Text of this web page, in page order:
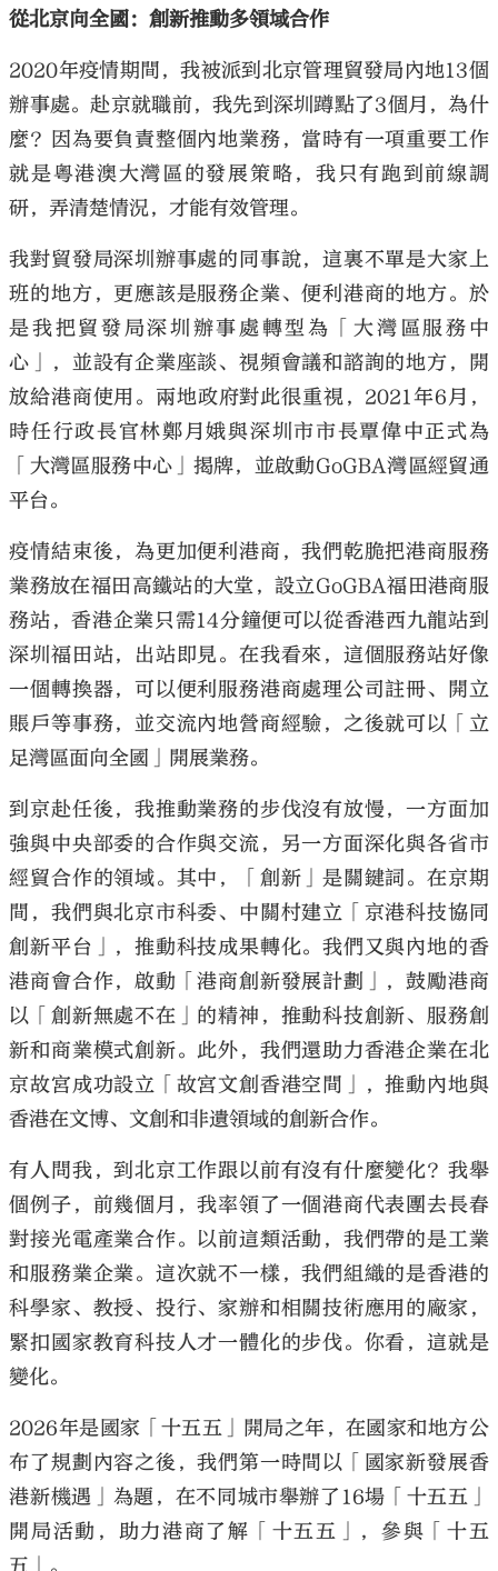
從北京向全國：創新推動多領域合作
2020年疫情期間，我被派到北京管理貿發局內地13個
辦事處。赴京就職前，我先到深圳蹲點了3個月，為什
麼？因為要負責整個內地業務，當時有一項重要工作
就是粵港澳大灣區的發展策略，我只有跑到前線調
研，弄清楚情況，才能有效管理。
我對貿發局深圳辦事處的同事說，這裏不單是大家上
班的地方，更應該是服務企業、便利港商的地方。於
是我把貿發局深圳辦事處轉型為「大灣區服務中
心」，並設有企業座談、視頻會議和諮詢的地方，開
放給港商使用。兩地政府對此很重視，2021年6月，
時任行政長官林鄭月娥與深圳市市長覃偉中正式為
「大灣區服務中心」揭牌，並啟動GoGBA灣區經貿通
平台。
疫情結束後，為更加便利港商，我們乾脆把港商服務
業務放在福田高鐵站的大堂，設立GoGBA福田港商服
務站，香港企業只需14分鐘便可以從香港西九龍站到
深圳福田站，出站即見。在我看來，這個服務站好像
一個轉換器，可以便利服務港商處理公司註冊、開立
賬戶等事務，並交流內地營商經驗，之後就可以「立
足灣區面向全國」開展業務。
到京赴任後，我推動業務的步伐沒有放慢，一方面加
強與中央部委的合作與交流，另一方面深化與各省市
經貿合作的領域。其中，「創新」是關鍵詞。在京期
間，我們與北京市科委、中關村建立「京港科技協同
創新平台」，推動科技成果轉化。我們又與內地的香
港商會合作，啟動「港商創新發展計劃」，鼓勵港商
以「創新無處不在」的精神，推動科技創新、服務創
新和商業模式創新。此外，我們還助力香港企業在北
京故宮成功設立「故宮文創香港空間」，推動內地與
香港在文博、文創和非遺領域的創新合作。
有人問我，到北京工作跟以前有沒有什麼變化？我舉
個例子，前幾個月，我率領了一個港商代表團去長春
對接光電產業合作。以前這類活動，我們帶的是工業
和服務業企業。這次就不一樣，我們組織的是香港的
科學家、教授、投行、家辦和相關技術應用的廠家，
緊扣國家教育科技人才一體化的步伐。你看，這就是
變化。
2026年是國家「十五五」開局之年，在國家和地方公
布了規劃內容之後，我們第一時間以「國家新發展香
港新機遇」為題，在不同城市舉辦了16場「十五五」
開局活動，助力港商了解「十五五」，參與「十五
五」。